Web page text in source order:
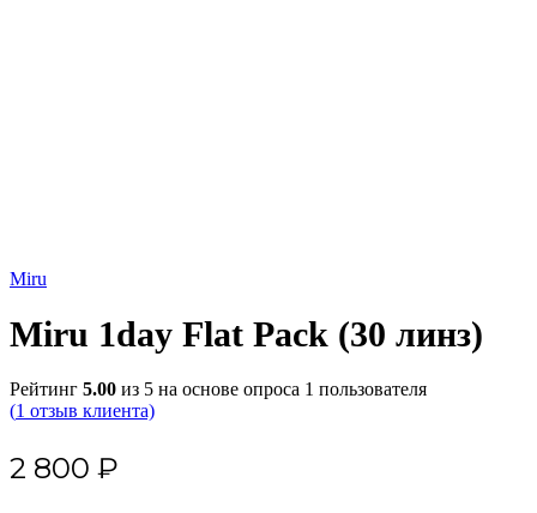
Miru
Miru 1day Flat Pack (30 линз)
Рейтинг 5.00 из 5 на основе опроса 1 пользователя
(1 отзыв клиента)
2 800 ₽